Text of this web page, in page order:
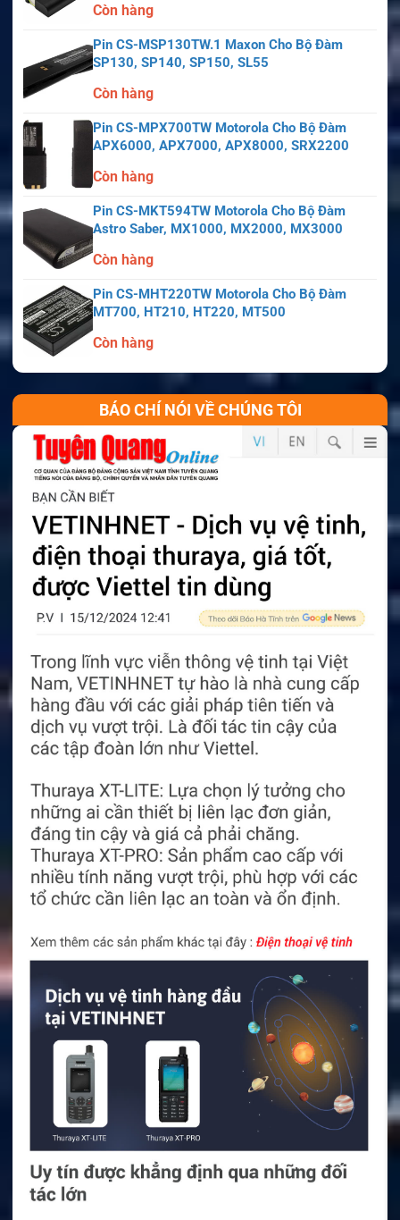
Còn hàng
Pin CS-MSP130TW.1 Maxon Cho Bộ Đàm
SP130, SP140, SP150, SL55
Còn hàng
Pin CS-MPX700TW Motorola Cho Bộ Đàm
APX6000, APX7000, APX8000, SRX2200
Còn hàng
Pin CS-MKT594TW Motorola Cho Bộ Đàm
Astro Saber, MX1000, MX2000, MX3000
Còn hàng
Pin CS-MHT220TW Motorola Cho Bộ Đàm
MT700, HT210, HT220, MT500
Còn hàng
BÁO CHÍ NÓI VỀ CHÚNG TÔI